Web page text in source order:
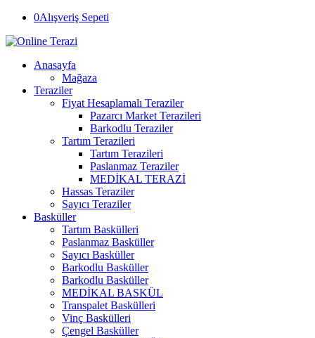
0Alışveriş Sepeti
Anasayfa
Mağaza
Teraziler
Fiyat Hesaplamalı Teraziler
Pazarcı Market Terazileri
Barkodlu Teraziler
Tartım Terazileri
Tartım Terazileri
Paslanmaz Teraziler
MEDİKAL TERAZİ
Hassas Teraziler
Sayıcı Teraziler
Basküller
Tartım Baskülleri
Paslanmaz Basküller
Sayıcı Basküller
Barkodlu Basküller
Barkodlu Basküller
MEDİKAL BASKÜL
Transpalet Baskülleri
Vinç Baskülleri
Çengel Basküller